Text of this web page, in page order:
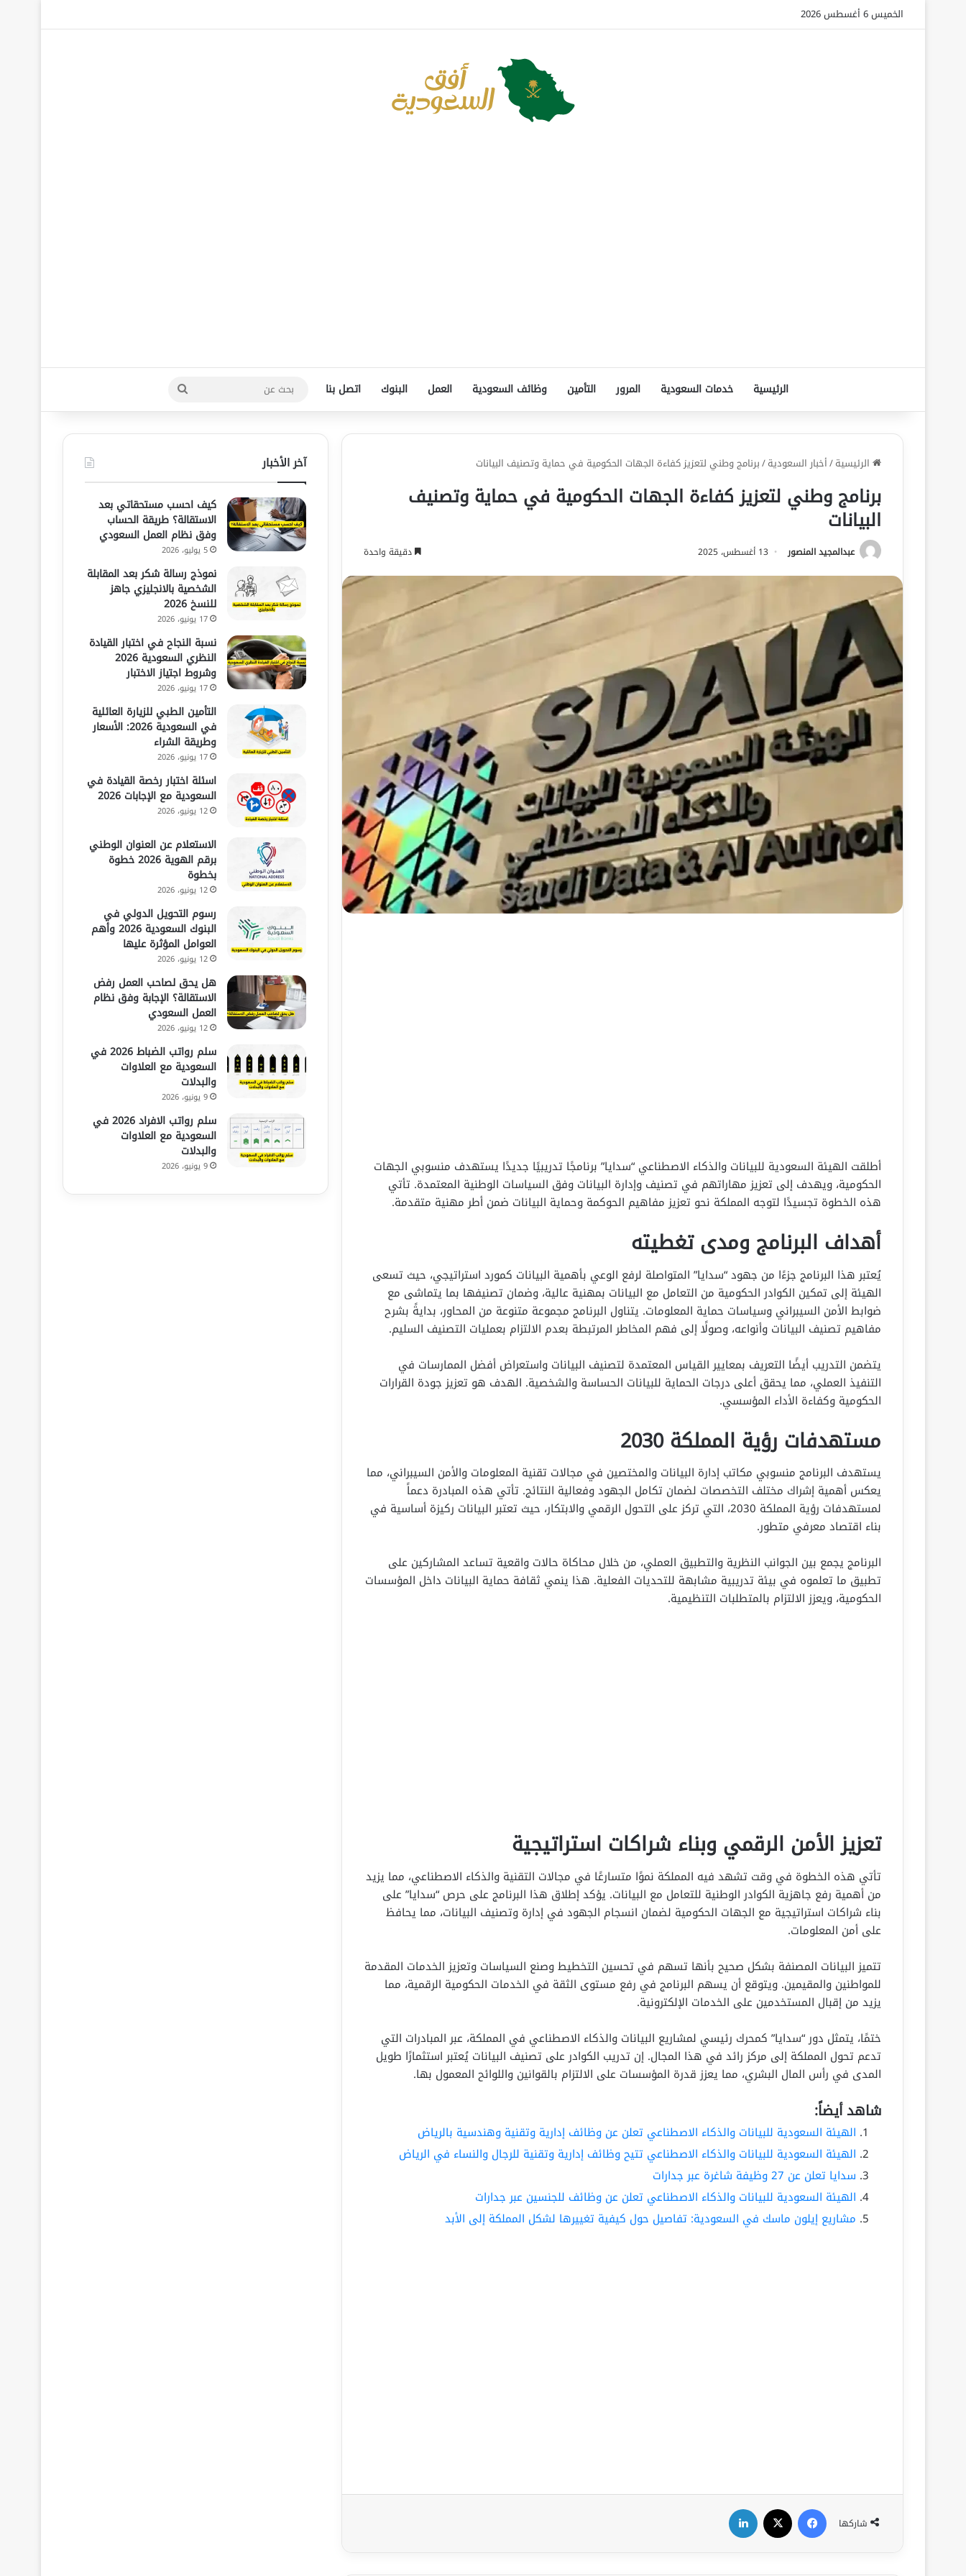
الخميس 6 أغسطس 2026
الرئيسية خدمات السعودية المرور التأمين وظائف السعودية العمل البنوك اتصل بنا
بحث
عن
الرئيسية/أخبار السعودية/برنامج وطني لتعزيز كفاءة الجهات الحكومية في حماية وتصنيف البيانات
برنامج وطني لتعزيز كفاءة الجهات الحكومية في حماية وتصنيف
البيانات
عبدالمجيد المنصور 13 أغسطس، 2025 دقيقة واحدة
أطلقت الهيئة السعودية للبيانات والذكاء الاصطناعي “سدايا” برنامجًا تدريبيًا جديدًا يستهدف منسوبي الجهات
الحكومية، ويهدف إلى تعزيز مهاراتهم في تصنيف وإدارة البيانات وفق السياسات الوطنية المعتمدة. تأتي
هذه الخطوة تجسيدًا لتوجه المملكة نحو تعزيز مفاهيم الحوكمة وحماية البيانات ضمن أطر مهنية متقدمة.
أهداف البرنامج ومدى تغطيته
يُعتبر هذا البرنامج جزءًا من جهود “سدايا” المتواصلة لرفع الوعي بأهمية البيانات كمورد استراتيجي، حيث تسعى
الهيئة إلى تمكين الكوادر الحكومية من التعامل مع البيانات بمهنية عالية، وضمان تصنيفها بما يتماشى مع
ضوابط الأمن السيبراني وسياسات حماية المعلومات. يتناول البرنامج مجموعة متنوعة من المحاور، بدايةً بشرح
مفاهيم تصنيف البيانات وأنواعه، وصولًا إلى فهم المخاطر المرتبطة بعدم الالتزام بعمليات التصنيف السليم.
يتضمن التدريب أيضًا التعريف بمعايير القياس المعتمدة لتصنيف البيانات واستعراض أفضل الممارسات في
التنفيذ العملي، مما يحقق أعلى درجات الحماية للبيانات الحساسة والشخصية. الهدف هو تعزيز جودة القرارات
الحكومية وكفاءة الأداء المؤسسي.
مستهدفات رؤية المملكة 2030
يستهدف البرنامج منسوبي مكاتب إدارة البيانات والمختصين في مجالات تقنية المعلومات والأمن السيبراني، مما
يعكس أهمية إشراك مختلف التخصصات لضمان تكامل الجهود وفعالية النتائج. تأتي هذه المبادرة دعماً
لمستهدفات رؤية المملكة 2030، التي تركز على التحول الرقمي والابتكار، حيث تعتبر البيانات ركيزة أساسية في
بناء اقتصاد معرفي متطور.
البرنامج يجمع بين الجوانب النظرية والتطبيق العملي، من خلال محاكاة حالات واقعية تساعد المشاركين على
تطبيق ما تعلموه في بيئة تدريبية مشابهة للتحديات الفعلية. هذا ينمي ثقافة حماية البيانات داخل المؤسسات
الحكومية، ويعزز الالتزام بالمتطلبات التنظيمية.
تعزيز الأمن الرقمي وبناء شراكات استراتيجية
تأتي هذه الخطوة في وقت تشهد فيه المملكة نموًا متسارعًا في مجالات التقنية والذكاء الاصطناعي، مما يزيد
من أهمية رفع جاهزية الكوادر الوطنية للتعامل مع البيانات. يؤكد إطلاق هذا البرنامج على حرص “سدايا” على
بناء شراكات استراتيجية مع الجهات الحكومية لضمان انسجام الجهود في إدارة وتصنيف البيانات، مما يحافظ
على أمن المعلومات.
تتميز البيانات المصنفة بشكل صحيح بأنها تسهم في تحسين التخطيط وصنع السياسات وتعزيز الخدمات المقدمة
للمواطنين والمقيمين. ويتوقع أن يسهم البرنامج في رفع مستوى الثقة في الخدمات الحكومية الرقمية، مما
يزيد من إقبال المستخدمين على الخدمات الإلكترونية.
ختمًا، يتمثل دور “سدايا” كمحرك رئيسي لمشاريع البيانات والذكاء الاصطناعي في المملكة، عبر المبادرات التي
تدعم تحول المملكة إلى مركز رائد في هذا المجال. إن تدريب الكوادر على تصنيف البيانات يُعتبر استثمارًا طويل
المدى في رأس المال البشري، مما يعزز قدرة المؤسسات على الالتزام بالقوانين واللوائح المعمول بها.
شاهد أيضاً:
الهيئة السعودية للبيانات والذكاء الاصطناعي تعلن عن وظائف إدارية وتقنية وهندسية بالرياض
الهيئة السعودية للبيانات والذكاء الاصطناعي تتيح وظائف إدارية وتقنية للرجال والنساء في الرياض
سدايا تعلن عن 27 وظيفة شاغرة عبر جدارات
الهيئة السعودية للبيانات والذكاء الاصطناعي تعلن عن وظائف للجنسين عبر جدارات
مشاريع إيلون ماسك في السعودية: تفاصيل حول كيفية تغييرها لشكل المملكة إلى الأبد
شاركها
فيسبوك
آخر الأخبار
كيف احسب مستحقاتي بعد
الاستقالة؟ طريقة الحساب
وفق نظام العمل السعودي
5 يوليو، 2026
نموذج رسالة شكر بعد المقابلة
الشخصية بالانجليزي جاهز
للنسخ 2026
17 يونيو، 2026
نسبة النجاح في اختبار القيادة
النظري السعودية 2026
وشروط اجتياز الاختبار
17 يونيو، 2026
التأمين الطبي للزيارة العائلية
في السعودية 2026: الأسعار
وطريقة الشراء
17 يونيو، 2026
اسئلة اختبار رخصة القيادة في
السعودية مع الإجابات 2026
12 يونيو، 2026
الاستعلام عن العنوان الوطني
برقم الهوية 2026 خطوة
بخطوة
12 يونيو، 2026
رسوم التحويل الدولي في
البنوك السعودية 2026 وأهم
العوامل المؤثرة عليها
12 يونيو، 2026
هل يحق لصاحب العمل رفض
الاستقالة؟ الإجابة وفق نظام
العمل السعودي
12 يونيو، 2026
سلم رواتب الضباط 2026 في
السعودية مع العلاوات
والبدلات
9 يونيو، 2026
سلم رواتب الافراد 2026 في
السعودية مع العلاوات
والبدلات
9 يونيو، 2026